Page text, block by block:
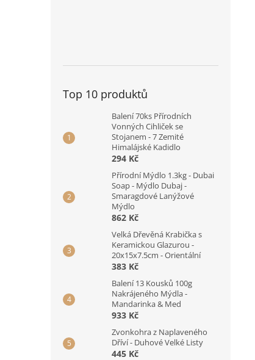
Top 10 produktů
Balení 70ks Přírodních
Vonných Cihliček se
Stojanem - 7 Zemité
Himalájské Kadidlo
294 Kč
Přírodní Mýdlo 1.3kg - Dubai
Soap - Mýdlo Dubaj -
Smaragdové Lanýžové
Mýdlo
862 Kč
Velká Dřevěná Krabička s
Keramickou Glazurou -
20x15x7.5cm - Orientální
383 Kč
Balení 13 Kousků 100g
Nakrájeného Mýdla -
Mandarinka & Med
933 Kč
Zvonkohra z Naplaveného
Dříví - Duhové Velké Listy
445 Kč